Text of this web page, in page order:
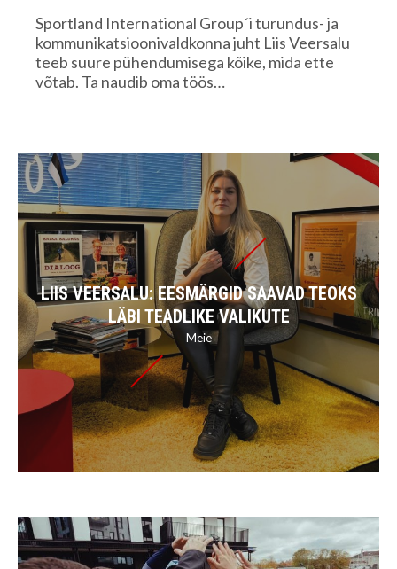
Sportland International Group´i turundus- ja
kommunikatsioonivaldkonna juht Liis Veersalu
teeb suure pühendumisega kõike, mida ette
võtab. Ta naudib oma töös…
LIIS VEERSALU: EESMÄRGID SAAVAD TEOKS
LÄBI TEADLIKE VALIKUTE
Meie